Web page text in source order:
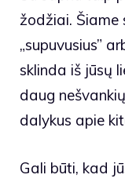
žodžiai. Šiame
„supuvusius”
sklinda iš jūsų
daug
dalykus apie
Gali būti, kad